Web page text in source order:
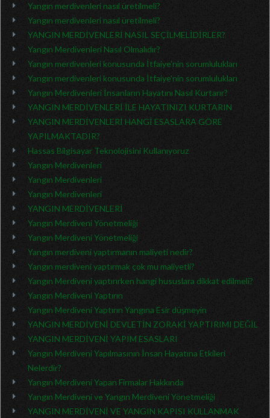
Yangın merdivenleri nasıl üretilmeli?
Yangın merdivenleri nasıl üretilmeli?
YANGIN MERDİVENLERİ NASIL SEÇİLMELİDİRLER?
Yangın Merdivenleri Nasıl Olmalıdır?
Yangın merdivenleri konusunda İtfaiye’nin sorumlulukları
Yangın merdivenleri konusunda İtfaiye’nin sorumlulukları
Yangın Merdivenleri İnsanların Hayatını Nasıl Kurtarır?
YANGIN MERDİVENLERİ İLE HAYATINIZI KURTARIN
YANGIN MERDİVENLERİ HANGİ ESASLARA GÖRE
YAPILMAKTADIR?
Hassas Bilgisayar Teknolojisini Kullanıyoruz
Yangın Merdivenleri
Yangın Merdivenleri
Yangın Merdivenleri
YANGIN MERDİVENLERİ
Yangın Merdiveni Yönetmeliği
Yangın Merdiveni Yönetmeliği
Yangın merdiveni yaptırmanın maliyeti nedir?
Yangın merdiveni yaptırmak çok mu maliyetli?
Yangın Merdiveni yaptırırken hangi hususlara dikkat edilmeli?
Yangın Merdiveni Yaptırın
Yangın Merdiveni Yaptırın Yangına Esir düşmeyin
YANGIN MERDİVENİ DEVLETİN ZORAKİ YAPTIRIMI DEĞİL
YANGIN MERDİVENİ YAPIM ESASLARI
Yangın Merdiveni Yapılmasının İnsan Hayatına Etkileri
Nelerdir?
Yangın Merdiveni Yapan Firmalar Hakkında
Yangın Merdiveni ve Yangın Merdiveni Yönetmeliği
YANGIN MERDİVENİ VE YANGIN KAPISI KULLANMAK